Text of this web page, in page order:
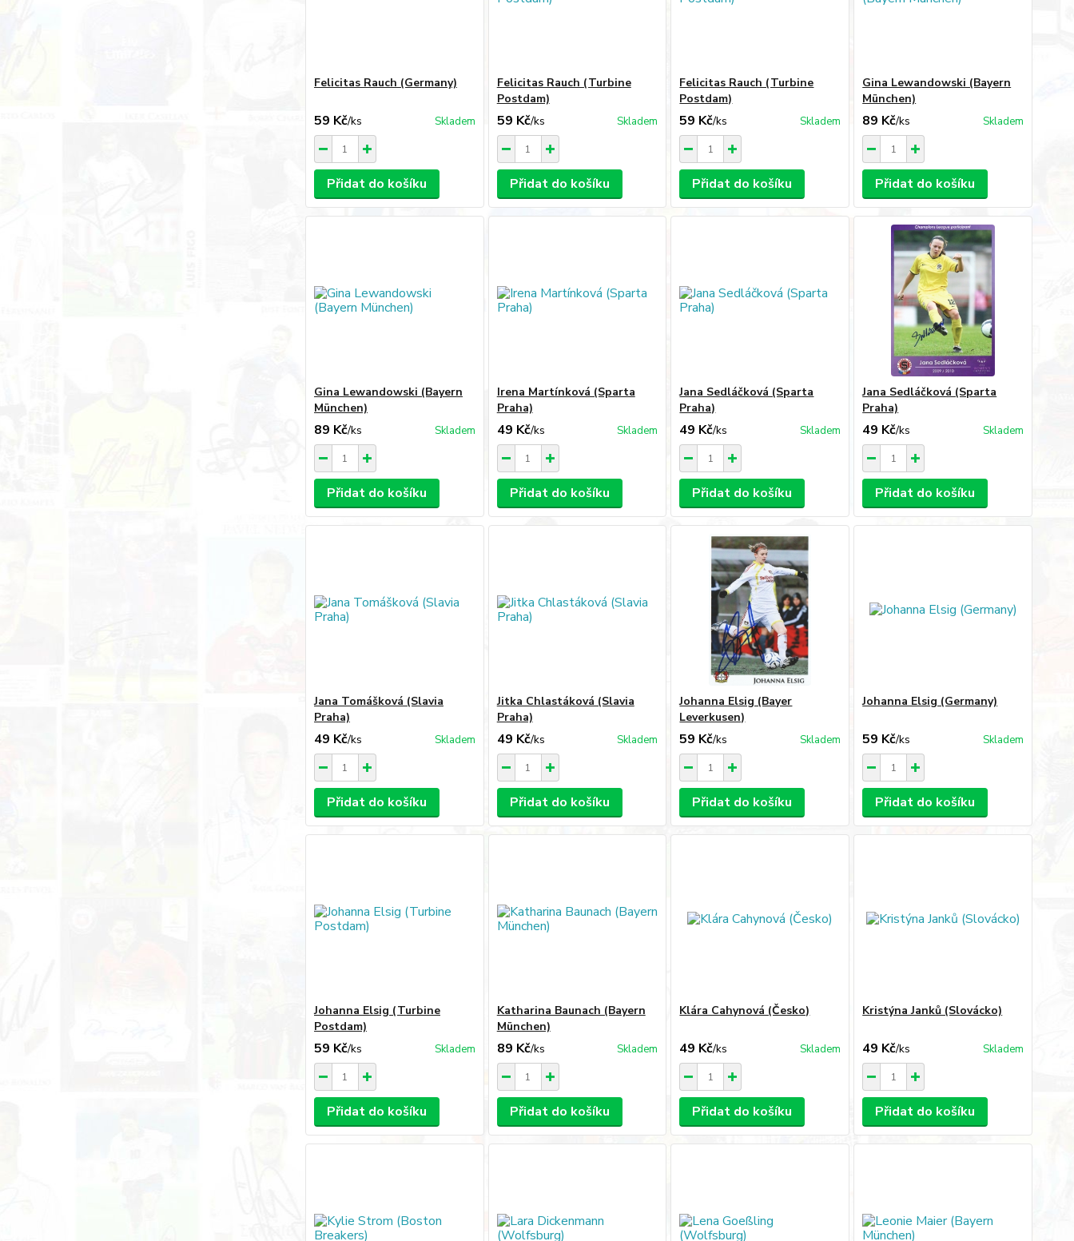
Felicitas Rauch (Germany)
59 Kč/ks Skladem
Přidat do košíku
Felicitas Rauch (Turbine
Postdam)
59 Kč/ks Skladem
Přidat do košíku
Felicitas Rauch (Turbine
Postdam)
59 Kč/ks Skladem
Přidat do košíku
Gina Lewandowski (Bayern
München)
89 Kč/ks Skladem
Přidat do košíku
Gina Lewandowski (Bayern
München)
89 Kč/ks Skladem
Přidat do košíku
Irena Martínková (Sparta
Praha)
49 Kč/ks Skladem
Přidat do košíku
Jana Sedláčková (Sparta
Praha)
49 Kč/ks Skladem
Přidat do košíku
Jana Sedláčková (Sparta
Praha)
49 Kč/ks Skladem
Přidat do košíku
Jana Tomášková (Slavia
Praha)
49 Kč/ks Skladem
Přidat do košíku
Jitka Chlastáková (Slavia
Praha)
49 Kč/ks Skladem
Přidat do košíku
Johanna Elsig (Bayer
Leverkusen)
59 Kč/ks Skladem
Přidat do košíku
Johanna Elsig (Germany)
59 Kč/ks Skladem
Přidat do košíku
Johanna Elsig (Turbine
Postdam)
59 Kč/ks Skladem
Přidat do košíku
Katharina Baunach (Bayern
München)
89 Kč/ks Skladem
Přidat do košíku
Klára Cahynová (Česko)
49 Kč/ks Skladem
Přidat do košíku
Kristýna Janků (Slovácko)
49 Kč/ks Skladem
Přidat do košíku